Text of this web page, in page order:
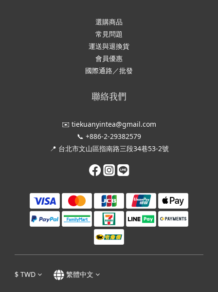
選購商品
常見問題
運送與退換貨
會員優惠
國際通路／批發
聯絡我們
✉️ tiekuanyintea@gmail.com
📞 +886-2-29382579
📍 台北市文山區指南路三段34巷53-2號
$ TWD 繁體中文